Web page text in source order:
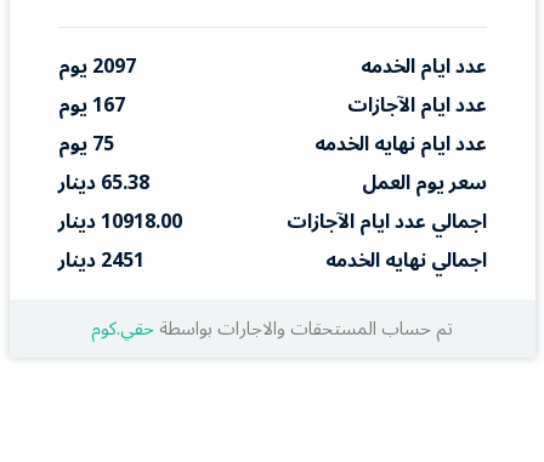
عدد ايام الخدمه
2097 يوم
عدد ايام الآجازات
167 يوم
عدد ايام نهايه الخدمه
75 يوم
سعر يوم العمل
65.38 دينار
اجمالي عدد ايام الآجازات
10918.00 دينار
اجمالي نهايه الخدمه
2451 دينار
تم حساب المستحقات والاجارات بواسطةحقي.كوم